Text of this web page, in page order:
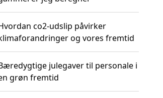
co2-udslip påvirker
og vores fremtid
julegaver til personale i
grøn fremtid